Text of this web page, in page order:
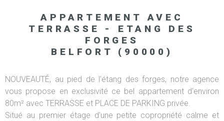
APPARTEMENT AVEC
TERRASSE - ETANG DES
FORGES
BELFORT (90000)
NOUVEAUTÉ, au pied de l'étang des forges, notre agence
vous propose en exclusivité ce bel appartement d'environ
80m² avec TERRASSE et PLACE DE PARKING privée.
Situé au premier étage d'une petite copropriété calme et